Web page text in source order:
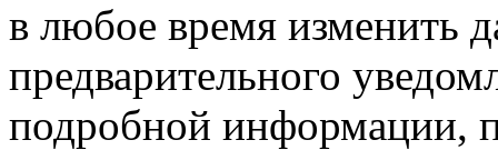
в любое время изменить
предварительного
подробной информации,